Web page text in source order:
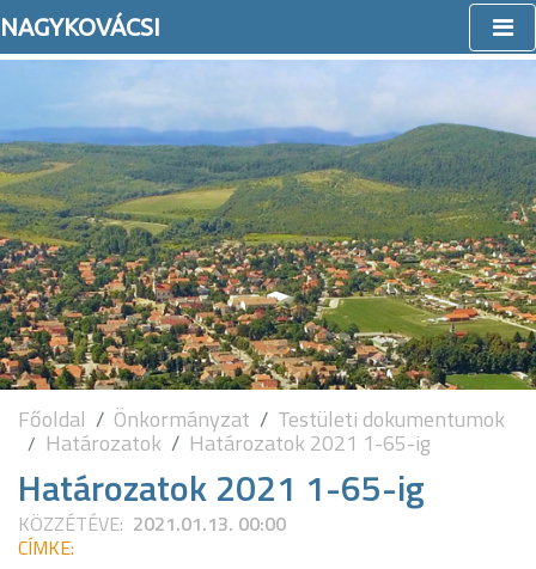
NAGYKOVÁCSI
Főoldal Önkormányzat Testületi dokumentumok
Határozatok Határozatok 2021 1-65-ig
Határozatok 2021 1-65-ig
KÖZZÉTÉVE: 2021.01.13. 00:00
CÍMKE: